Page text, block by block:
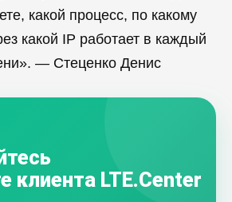
какой процесс, по какому
какой IP работает в каждый
— Стеценко Денис
клиента LTE.Center